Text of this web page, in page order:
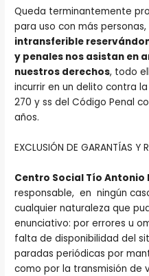
Queda terminantemente
para uso con más personas,
intransferible
y penales nos asistan en
nuestros derechos, todo
incurrir en un delito contra
270 y ss del Código Penal
años.
EXCLUSIÓN DE GARANTÍAS Y
Centro Social Tío
responsable, en ningún
cualquier naturaleza que
enunciativo: por errores u
falta de disponibilidad del
paradas periódicas por
como por la transmisión de